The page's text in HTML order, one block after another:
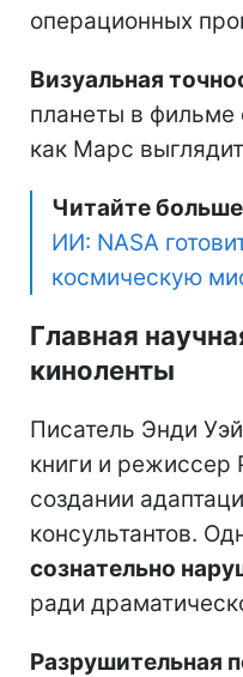
операционных
Визуальная
планеты в фильме
как Марс
Читайте больше
ИИ: NASA
космическую
Главная
киноленты
Писатель Энди
книги и режиссер
создании
консультантов.
сознательно
ради
Разрушительная